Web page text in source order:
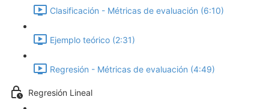
Clasificación - Métricas de evaluación (6:10)
Ejemplo teórico (2:31)
Regresión - Métricas de evaluación (4:49)
Regresión Lineal